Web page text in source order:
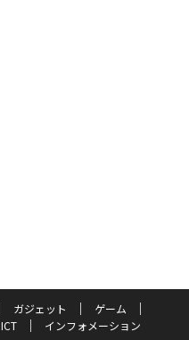
ガジェット
ゲーム
ICT インフォメーション